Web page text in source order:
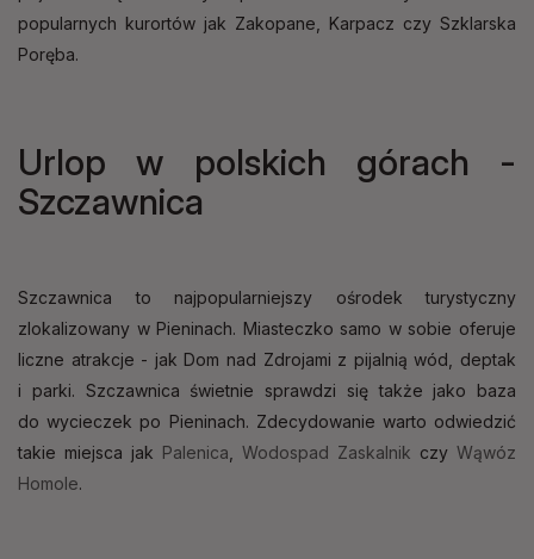
popularnych kurortów jak Zakopane, Karpacz czy Szklarska
Poręba.
Urlop w polskich górach -
Szczawnica
Szczawnica to najpopularniejszy ośrodek turystyczny
zlokalizowany w Pieninach. Miasteczko samo w sobie oferuje
liczne atrakcje - jak Dom nad Zdrojami z pijalnią wód, deptak
i parki. Szczawnica świetnie sprawdzi się także jako baza
do wycieczek po Pieninach. Zdecydowanie warto odwiedzić
takie miejsca jak Palenica Wodospad Zaskalnik czy Wąwóz
Homole.